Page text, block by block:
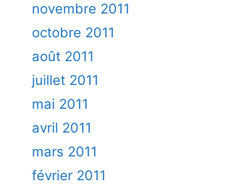
novembre 2011
octobre 2011
août 2011
juillet 2011
mai 2011
avril 2011
mars 2011
février 2011